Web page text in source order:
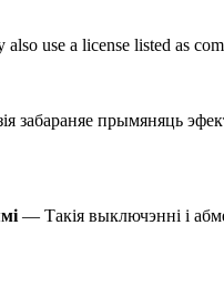
use a license listed as
забараняе прымяняць
— Такія выключэнні і